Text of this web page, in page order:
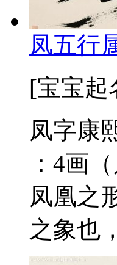
凤五行
[宝宝起
凤字康
：4画
凤凰之
之象也